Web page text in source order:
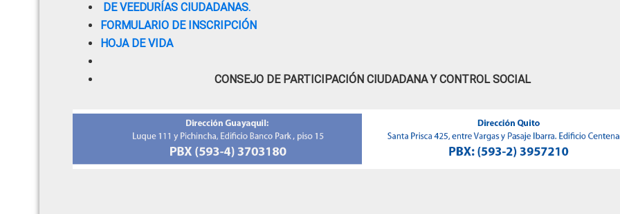
DE VEEDURÍAS CIUDADANAS.
FORMULARIO DE INSCRIPCIÓN
HOJA DE VIDA
CONSEJO DE PARTICIPACIÓN CIUDADANA Y CONTROL SOCIAL